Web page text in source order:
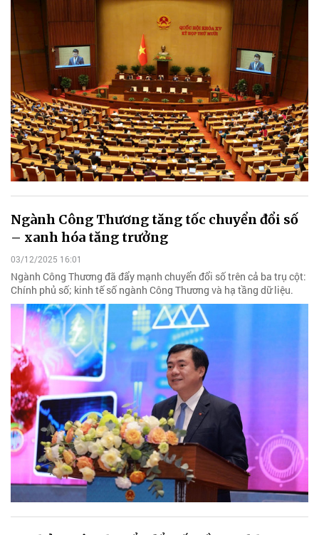
Ngành Công Thương tăng tốc chuyển đổi số
– xanh hóa tăng trưởng
03/12/2025 16:01
Ngành Công Thương đã đẩy mạnh chuyển đổi số trên cả ba trụ cột:
Chính phủ số; kinh tế số ngành Công Thương và hạ tầng dữ liệu.